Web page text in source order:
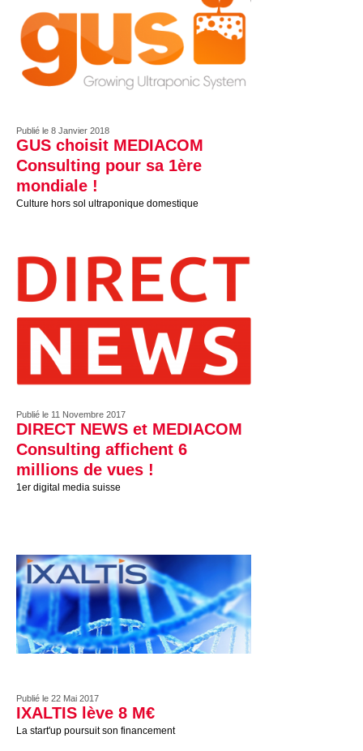
Publié le 8 Janvier 2018
GUS choisit MEDIACOM
Consulting pour sa 1ère
mondiale !
Culture hors sol ultraponique domestique
Publié le 11 Novembre 2017
DIRECT NEWS et MEDIACOM
Consulting affichent 6
millions de vues !
1er digital media suisse
Publié le 22 Mai 2017
IXALTIS lève 8 M€
La start'up poursuit son financement